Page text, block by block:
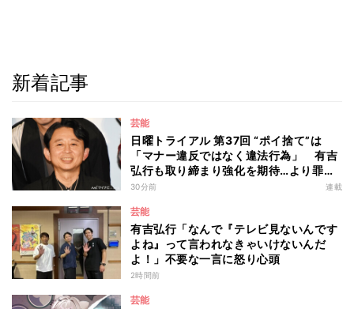
新着記事
芸能
日曜トライアル 第37回 “ポイ捨て”は
「マナー違反ではなく違法行為」 有吉
弘行も取り締まり強化を期待…より罪が
重くなる“ポイ捨て”とは 大垣優希弁護
30分前 連載
芸能
有吉弘行「なんで『テレビ見ないんです
よね』って言われなきゃいけないんだ
よ！」不要な一言に怒り心頭
2時間前
芸能